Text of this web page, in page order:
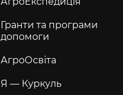
Гранти та програми
допомоги
АгроОсвіта
Я — Куркуль